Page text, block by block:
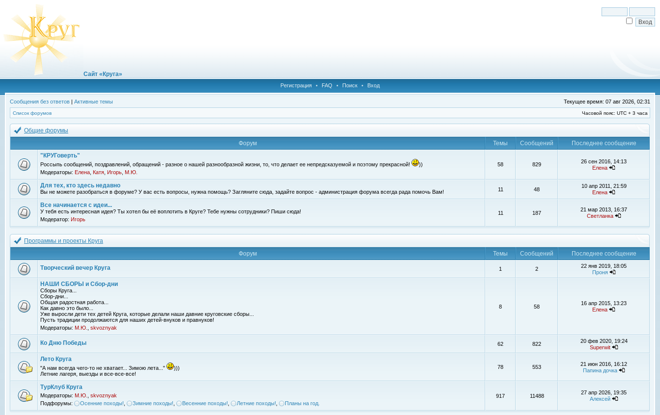
Сайт «Круга»
Регистрация • FAQ • Поиск • Вход
Сообщения без ответов | Активные темы Текущее время: 07 авг 2026, 02:31
Список форумов Часовой пояс: UTC + 3 часа
Общие форумы
Форум
Темы Сообщений
Последнее сообщение
"КРУГоверть"
Россыпь сообщений, поздравлений, обращений - разное о нашей разнообразной жизни, то, что делает ее непредсказуемой и поэтому прекрасной!
))
Модераторы: Елена Катя Игорь М.Ю.
58 829
26 сен 2016, 14:13
Елена
Для тех, кто здесь недавно
Вы не можете разобраться в форуме? У вас есть вопросы, нужна помощь? Загляните сюда, задайте вопрос - администрация форума всегда рада помочь Вам! 11 48
10 апр 2011, 21:59
Елена
Все начинается с идеи...
У тебя есть интересная идея? Ты хотел бы её воплотить в Круге? Тебе нужны сотрудники? Пиши сюда!
Модератор: Игорь
11 187
21 мар 2013, 16:37
Светланка
Программы и проекты Круга
Форум
Темы Сообщений Последнее сообщение
Творческий вечер Круга 1 2
22 янв 2019, 18:05
Проня
НАШИ СБОРЫ и Сбор-дни
Сборы Круга...
Сбор-дни...
Общая радостная работа...
Как давно это было...
Уже выросли дети тех детей Круга, которые делали наши давние круговские сборы...
Пусть традиции продолжаются для наших детей-внуков и правнуков!
Модераторы: М.Ю. skvoznyak
8 58
16 апр 2015, 13:23
Елена
Ко Дню Победы 62 822
20 фев 2020, 19:24
Superwit
Лето Круга
"А нам всегда чего-то не хватает... Зимою лета..."
)))
Летние лагеря, выезды и все-все-все!
78 553
21 июн 2016, 16:12
Папина дочка
ТурКлуб Круга
Модераторы: М.Ю.
skvoznyak
Подфорумы:
Осенние походы! Зимние походы! Весенние походы! Летние походы! Планы на год.
917 11488
27 апр 2026, 19:35
Алексей